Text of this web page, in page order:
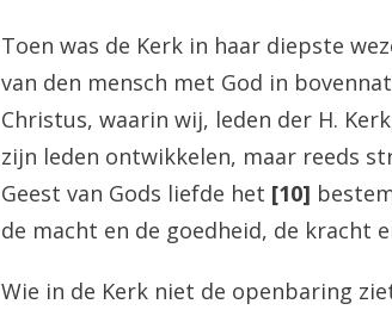
Toen was de Kerk in haar diepste
van den mensch met God in
Christus, waarin wij, leden der H.
zijn leden ontwikkelen, maar reeds
Geest van Gods liefde het [10]
de macht en de goedheid, de kracht
Wie in de Kerk niet de openbaring